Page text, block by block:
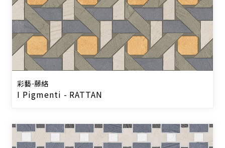
彩藝-藤絡
I Pigmenti - RATTAN